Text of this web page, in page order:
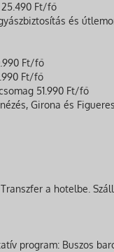
Ft/fő
és
Ft/fő
Ft/fő
51.990 Ft/fő
Girona és Figueres
a hotelbe.
program: Buszos